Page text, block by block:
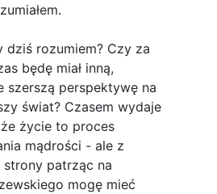
dziś rozumiem? Czy za
będę miał inną,
szerszą perspektywę na
świat? Czasem wydaje
życie to proces
mądrości - ale z
strony patrząc na
mogę mieć